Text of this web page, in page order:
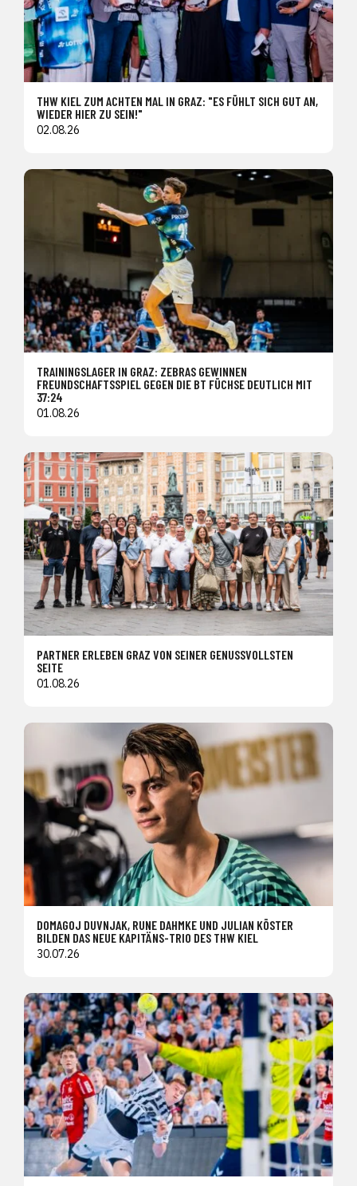
THW KIEL ZUM ACHTEN MAL IN GRAZ: "ES FÜHLT SICH GUT AN,
WIEDER HIER ZU SEIN!"
02.08.26
TRAININGSLAGER IN GRAZ: ZEBRAS GEWINNEN
FREUNDSCHAFTSSPIEL GEGEN DIE BT FÜCHSE DEUTLICH MIT
37:24
01.08.26
PARTNER ERLEBEN GRAZ VON SEINER GENUSSVOLLSTEN
SEITE
01.08.26
DOMAGOJ DUVNJAK, RUNE DAHMKE UND JULIAN KÖSTER
BILDEN DAS NEUE KAPITÄNS-TRIO DES THW KIEL
30.07.26